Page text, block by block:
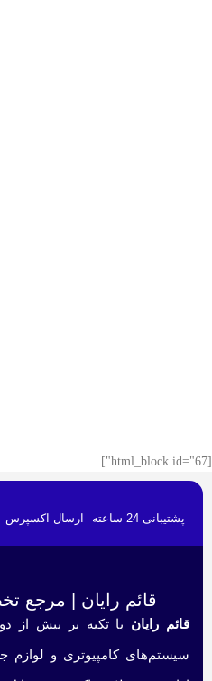
[html_block id="67"]
پشتیبانی 24 ساعته ارسال اکسپرس
قائم رایان | مرجع
قائم رایان با تکیه بر بیش از
سیستم‌های کامپیوتری و لوازم